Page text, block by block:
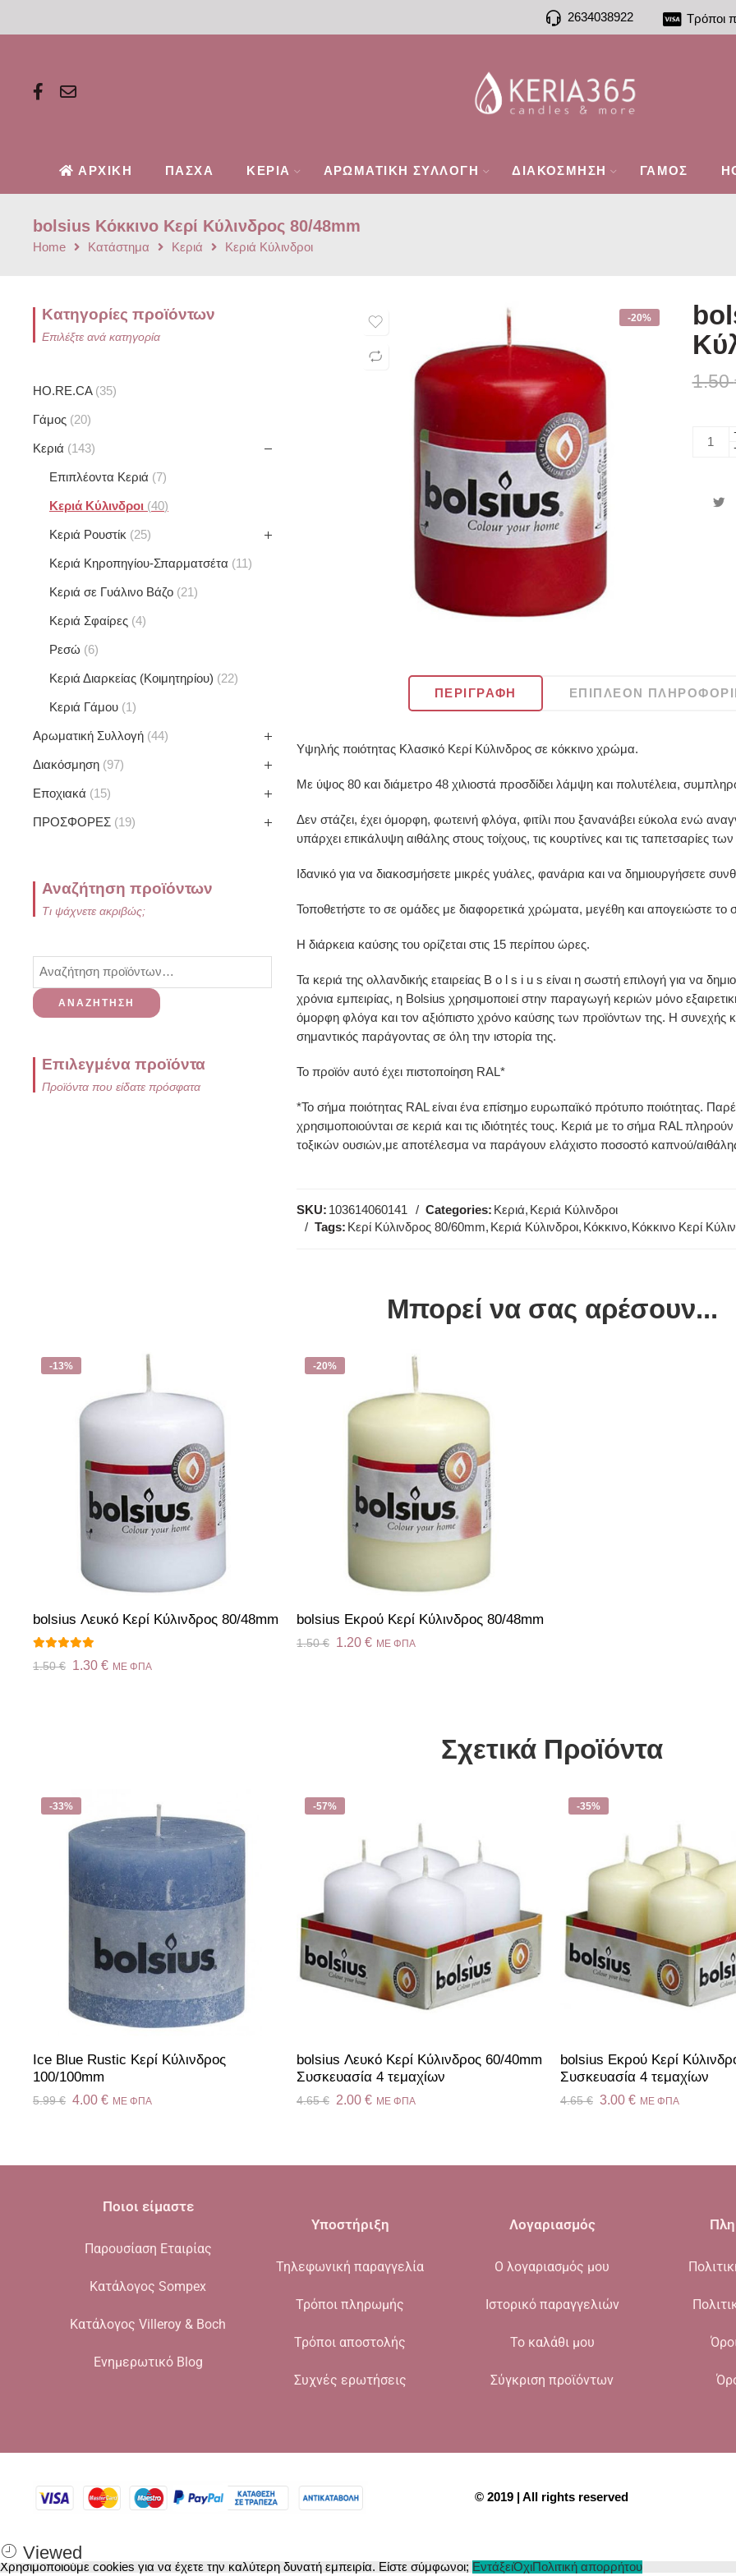
2634038922 Τρόποι
ΑΡΧΙΚΗ ΠΑΣΧΑ ΚΕΡΙΑ ΑΡΩΜΑΤΙΚΗ ΣΥΛΛΟΓΗ ΔΙΑΚΟΣΜΗΣΗ ΓΑΜΟΣ
bolsius Κόκκινο Κερί Κύλινδρος 80/48mm
Home Κατάστημα Κεριά Κεριά Κύλινδροι
-20%
1.50
ΠΕΡΙΓΡΑΦΉ ΕΠΙΠΛΈΟΝ
Υψηλής ποιότητας Κλασικό Κερί Κύλινδρος σε κόκκινο χρώμα.
Με ύψος 80 και διάμετρο 48 χιλιοστά προσδίδει λάμψη και πολυτέλεια,
Δεν στάζει, έχει όμορφη, φωτεινή φλόγα, φιτίλι που ξανανάβει εύκολα ενώ
υπάρχει επικάλυψη αιθάλης στους τοίχους, τις κουρτίνες και τις ταπετσαρίες
Ιδανικό για να διακοσμήσετε μικρές γυάλες, φανάρια και να δημιουργήσετε
Τοποθετήστε το σε ομάδες με διαφορετικά χρώματα, μεγέθη και απογειώστε το
Η διάρκεια καύσης του ορίζεται στις 15 περίπου ώρες.
Τα κεριά της ολλανδικής εταιρείας B o l s i u s είναι η σωστή επιλογή για να
χρόνια εμπειρίας, η Bolsius χρησιμοποιεί στην παραγωγή κεριών μόνο
όμορφη φλόγα και τον αξιόπιστο χρόνο καύσης των προϊόντων της. Η συνεχής
σημαντικός παράγοντας σε όλη την ιστορία της.
Το προϊόν αυτό έχει πιστοποίηση RAL*
*Το σήμα ποιότητας RAL είναι ένα επίσημο ευρωπαϊκό πρότυπο ποιότητας.
χρησιμοποιούνται σε κεριά και τις ιδιότητές τους. Κεριά με το σήμα RAL
τοξικών ουσιών,με αποτέλεσμα να παράγουν ελάχιστο ποσοστό καπνού/
SKU: 103614060141 Categories: Κεριά, Κεριά Κύλινδροι
Tags: Κερί Κύλινδρος 80/60mm, Κεριά Κύλινδροι, Κόκκινο, Κόκκινο Κερί
Κατηγορίες προϊόντων
Επιλέξτε ανά κατηγορία
HO.RE.CA 35
Γάμος 20
Κεριά 143
Επιπλέοντα Κεριά 7
Κεριά Κύλινδροι 40
Κεριά Ρουστίκ 25
Κεριά Κηροπηγίου-Σπαρματσέτα 11
Κεριά σε Γυάλινο Βάζο 21
Κεριά Σφαίρες 4
Ρεσώ 6
Κεριά Διαρκείας (Κοιμητηρίου) 22
Κεριά Γάμου 1
Αρωματική Συλλογή 44
Διακόσμηση 97
Εποχιακά 15
ΠΡΟΣΦΟΡΕΣ 19
Αναζήτηση προϊόντων
Τι ψάχνετε ακριβώς;
ΑΝΑΖΉΤΗΣΗ
Επιλεγμένα προϊόντα
Προϊόντα που είδατε πρόσφατα
Μπορεί να σας αρέσουν...
-13%
bolsius Λευκό Κερί Κύλινδρος 80/48mm
Βαθμολογήθηκε
με5.00
από
1.50€ 1.30 € ME ΦΠΑ
-20%
bolsius Εκρού Κερί Κύλινδρος 80/48mm
1.50€ 1.20 € ME ΦΠΑ
Σχετικά Προϊόντα
-33%
Ice Blue Rustic Κερί Kύλινδρος
100/100mm
5.99€ 4.00 € ME ΦΠΑ
-57%
bolsius Λευκό Κερί Κύλινδρος 60/40mm
Συσκευασία 4 τεμαχίων
4.65€ 2.00 € ME ΦΠΑ
-35%
bolsius Εκρού Κερί
Συσκευασία 4 τεμαχίων
4.65€ 3.00 € ME ΦΠΑ
Ποιοι είμαστε
Παρουσίαση Εταιρίας
Κατάλογος Sompex
Κατάλογος Villeroy & Boch
Ενημερωτικό Blog
Υποστήριξη
Τηλεφωνική παραγγελία
Τρόποι πληρωμής
Τρόποι αποστολής
Συχνές ερωτήσεις
Λογαριασμός
Ο λογαριασμός μου
Ιστορικό παραγγελιών
Το καλάθι μου
Σύγκριση προϊόντων
© 2019 | All rights reserved
Viewed
Χρησιμοποιούμε cookies για να έχετε την καλύτερη δυνατή εμπειρία. Είστε σύμφωνοι; ΕντάξειΌχιΠολιτική απορρήτου